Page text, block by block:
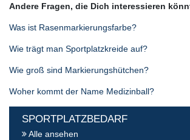
Andere Fragen, die Dich interessieren
Was ist Rasenmarkierungsfarbe?
Wie trägt man Sportplatzkreide auf?
Wie groß sind Markierungshütchen?
Woher kommt der Name Medizinball?
SPORTPLATZBEDARF
Alle ansehen